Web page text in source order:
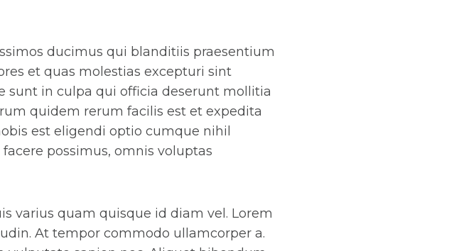
ducimus qui blanditiis praesentium
et quas molestias excepturi sint
sunt in culpa qui officia deserunt mollitia
quidem rerum facilis est et expedita
est eligendi optio cumque nihil
possimus, omnis voluptas
varius quam quisque id diam vel. Lorem
At tempor commodo ullamcorper a.